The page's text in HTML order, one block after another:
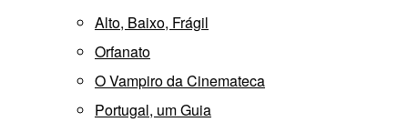
Alto, Baixo, Frágil
Orfanato
O Vampiro da Cinemateca
Portugal, um Guia